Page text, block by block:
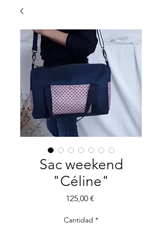
Sac weekend
"Céline"
125,00 €Precio
Cantidad *